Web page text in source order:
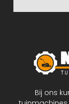
Bij ons